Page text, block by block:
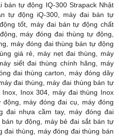
bán tự động IQ-300 Strapack Nhật
tự động iQ-300, máy đai bán tự
tốt, máy đai bán tự động chất
máy đóng đai thùng tự động,
máy đóng đai thùng bán tự động
giá rẻ, máy nẹt đai thùng, máy
siết đai thùng chính hãng, máy
đai thùng carton, máy đóng dây
đai thùng, máy đai thùng bán tự
Inox 304, máy đai thùng Inox
máy đóng đai cụ, máy đóng
đai nhựa cầm tay, máy đóng đai
tự động, máy bẻ đai sắt bán tự
đai thùng, máy đóng đai thùng bán